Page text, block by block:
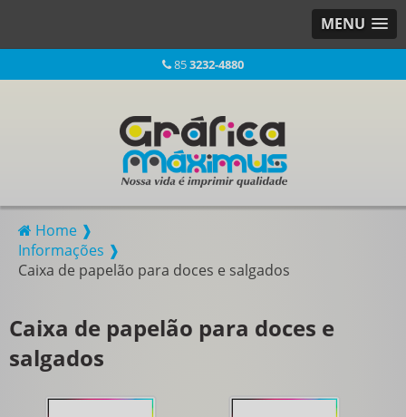
MENU
853232-4880
Home ❱
Informações ❱
Caixa de papelão para doces e salgados
Caixa de papelão para doces e
salgados